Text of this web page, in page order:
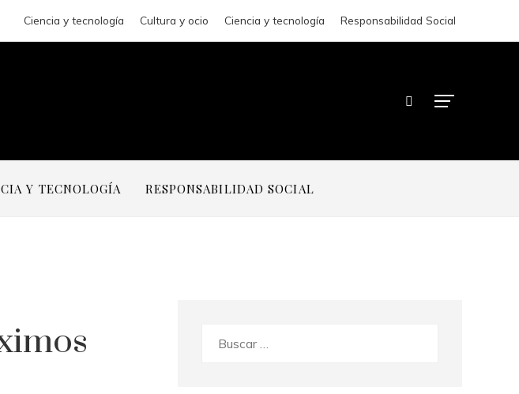
Ciencia y tecnología Cultura y ocio Ciencia y tecnología Responsabilidad Social
Y TECNOLOGÍA RESPONSABILIDAD SOCIAL